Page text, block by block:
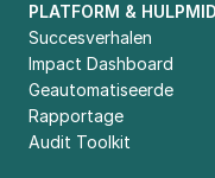
PLATFORM &
Succesverhalen
Impact Dashboard
Geautomatiseerde
Rapportage
Audit Toolkit